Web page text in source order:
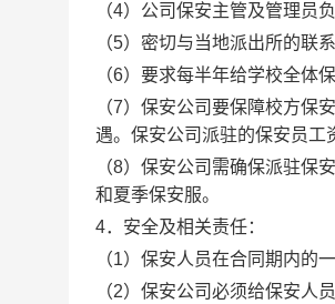
（4）公司保安主管及管理员
（5）密切与当地派出所的联
（6）要求每半年给学校全体
（7）保安公司要保障校方保
遇。 保安公司派驻的保安员工
（8） 保安公司 需确保派驻保
和夏季保安服。
4．安全及相关责任：
（1） 保安人员在合同期内的
（2） 保安公司必须给保安人